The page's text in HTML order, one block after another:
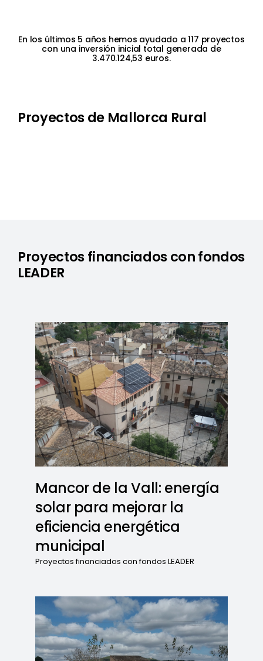
Perfil del contratante
En los últimos 5 años hemos ayudado a 117 proyectos
con una inversión inicial total generada de
3.470.124,53 euros.
Proyectos de Mallorca Rural
Proyectos financiados con fondos
LEADER
Mancor de la Vall: energía
solar para mejorar la
eficiencia energética
municipal
Proyectos financiados con fondos LEADER